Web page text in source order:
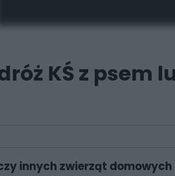
KŚ z psem
innych zwierząt